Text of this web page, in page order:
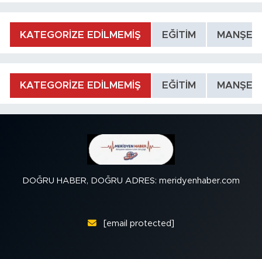
KATEGORİZE EDİLMEMİŞ EĞİTİM MANŞET
KATEGORİZE EDİLMEMİŞ EĞİTİM MANŞET
DOĞRU HABER, DOĞRU ADRES: meridyenhaber.com
[email protected]